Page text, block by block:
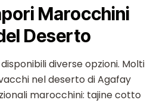
Marocchini
Deserto
diverse opzioni. Molti
nel deserto di Agafay
marocchini: tajine cotto